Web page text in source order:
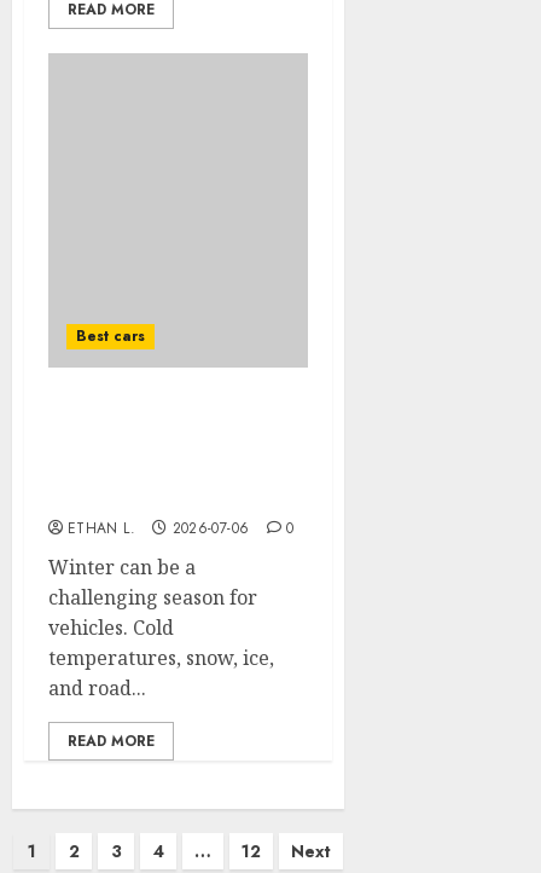
READ MORE
Best cars
ETHAN L. 2026-07-06 0
Winter can be a
challenging season for
vehicles. Cold
temperatures, snow, ice,
and road...
READ MORE
Posts
1 2 3 4 … 12 Next